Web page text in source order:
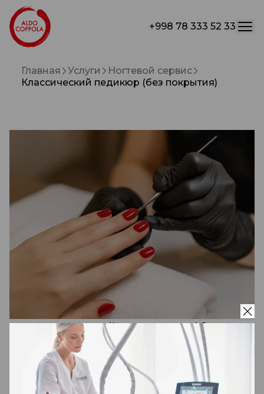
+998 78 333 52 33
Главная Услуги
Ногтевой сервис
Классический педикюр (без покрытия)
Классический педикюр (без
покрытия)
450 000 сум
Записаться